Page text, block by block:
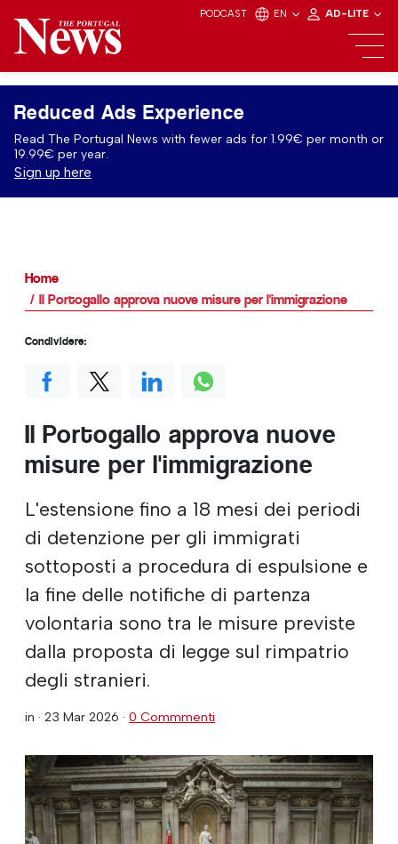
PODCAST EN AD-LITE
Reduced Ads Experience
Read The Portugal News with fewer ads for 1.99€ per month or
19.99€ per year.
Sign up here
Home
Il Portogallo approva nuove misure per l'immigrazione
Il Portogallo approva nuove
misure per l'immigrazione
L'estensione fino a 18 mesi dei periodi
di detenzione per gli immigrati
sottoposti a procedura di espulsione e
la fine delle notifiche di partenza
volontaria sono tra le misure previste
dalla proposta di legge sul rimpatrio
degli stranieri.
in · 23 Mar 2026 · 0 Commmenti
Condividere: